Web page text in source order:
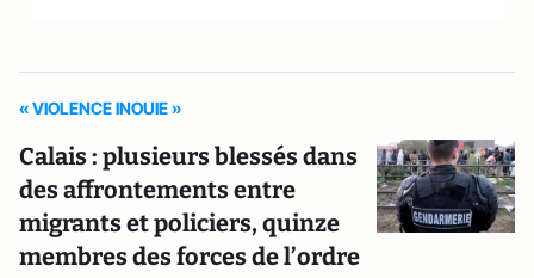
« VIOLENCE INOUIE »
Calais : plusieurs blessés dans
des affrontements entre
migrants et policiers, quinze
membres des forces de l’ordre